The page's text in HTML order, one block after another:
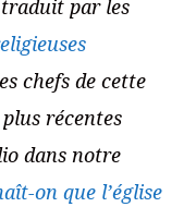
traduit par les
chefs de cette
récentes
dans notre
on que l’église